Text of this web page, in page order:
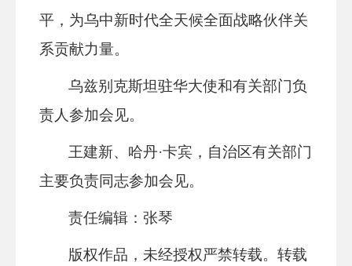
平，为乌中新时代全天候全面战略伙伴关
系贡献力量。
乌兹别克斯坦驻华大使和有关部门负
责人参加会见。
王建新、哈丹·卡宾，自治区有关部门
主要负责同志参加会见。
责任编辑：张琴
版权作品，未经授权严禁转载。转载